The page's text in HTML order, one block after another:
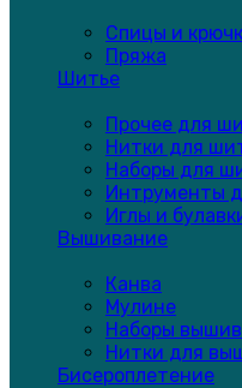
Спицы и
Пряжа
Шитье
Прочее для
Нитки для
Наборы для
Интрументы
Иглы и
Вышивание
Канва
Мулине
Наборы
Нитки для
Бисероплетение